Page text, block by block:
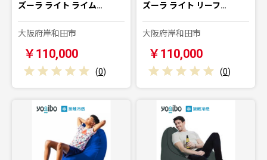
ズーラ ライト ライム…
大阪府岸和田市
￥110,000
(0)
ズーラ ライト リーフ…
大阪府岸和田市
￥110,000
(0)